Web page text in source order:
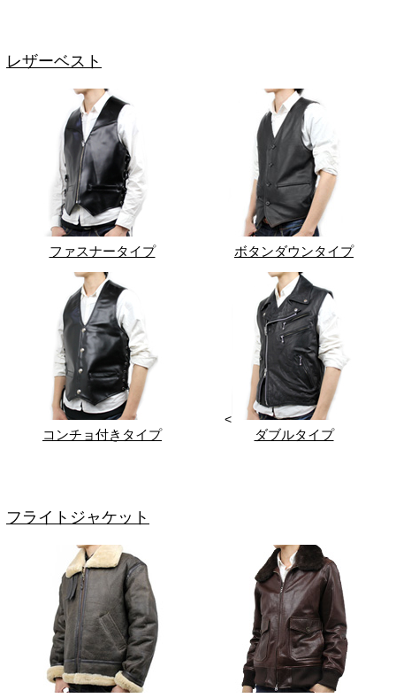
レザーベスト
ファスナータイプ ボタンダウンタイプ
コンチョ付きタイプ
<
ダブルタイプ
フライトジャケット